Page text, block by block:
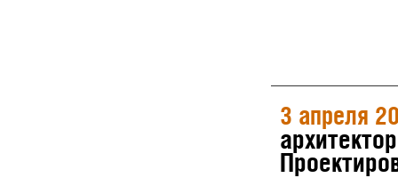
3 апреля